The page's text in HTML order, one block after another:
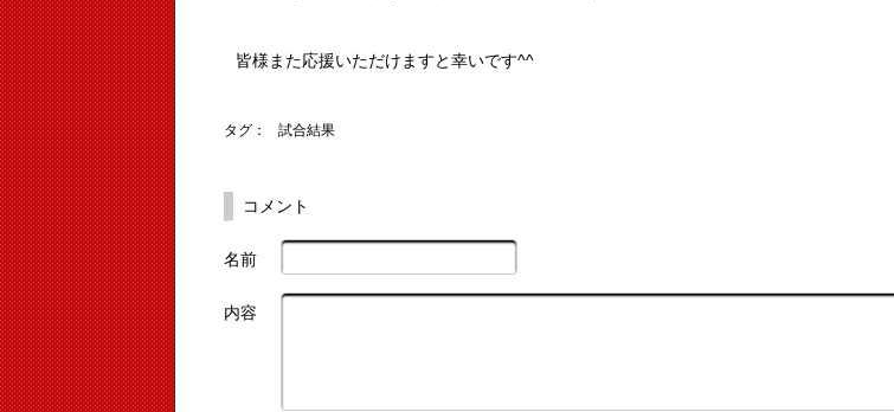
皆様また応援いただけますと幸いです^^
タグ： 試合結果
コメント
名前
内容